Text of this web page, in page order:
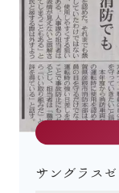
サングラス